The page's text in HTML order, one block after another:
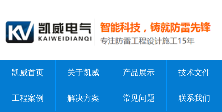
凯威首页 关于凯威 产品展示 技术文件
工程案例 解决方案 常见问题 联系我们